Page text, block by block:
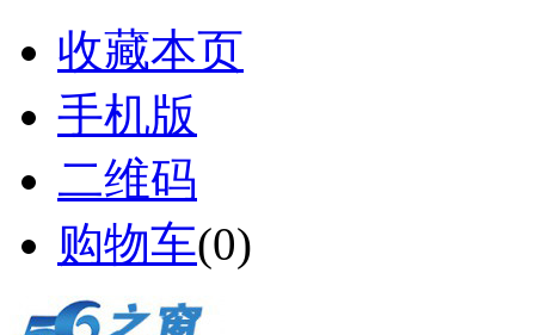
收藏本页
手机版
二维码
购物车(0)